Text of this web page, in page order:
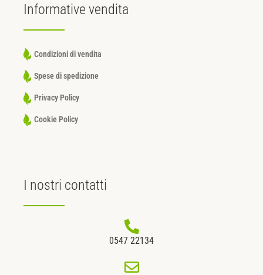
Informative vendita
Condizioni di vendita
Spese di spedizione
Privacy Policy
Cookie Policy
I nostri contatti
0547 22134